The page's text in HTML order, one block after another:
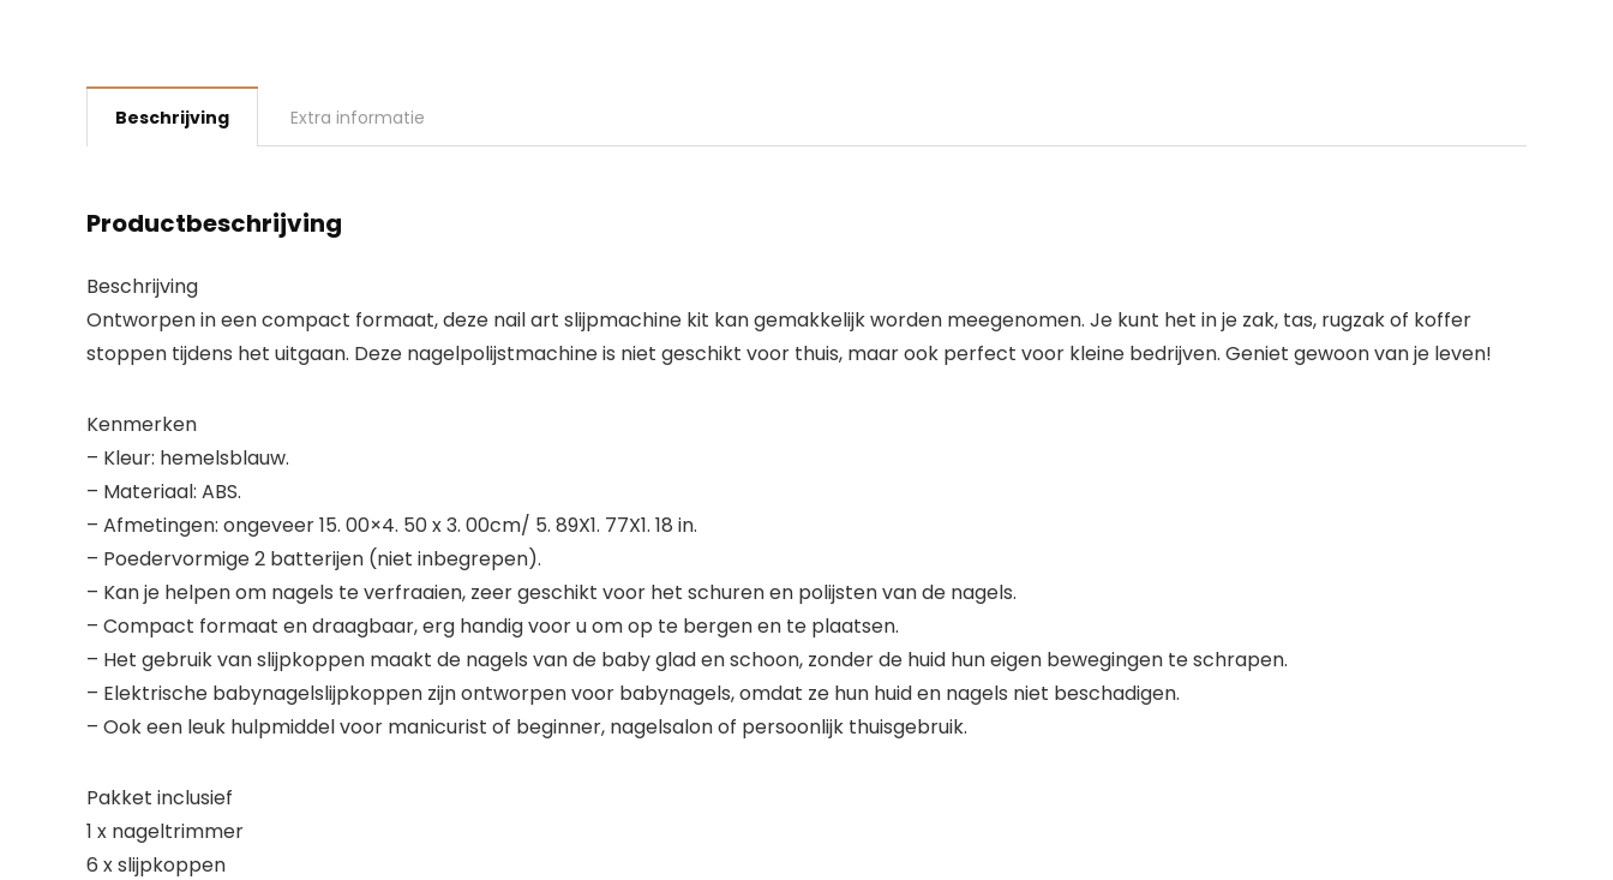
Beschrijving Extra informatie
Productbeschrijving
Beschrijving
Ontworpen in een compact formaat, deze nail art slijpmachine kit kan gemakkelijk worden meegenomen. Je kunt het in je zak, tas, rugzak of koffer
stoppen tijdens het uitgaan. Deze nagelpolijstmachine is niet geschikt voor thuis, maar ook perfect voor kleine bedrijven. Geniet gewoon van je leven!
Kenmerken
– Kleur: hemelsblauw.
– Materiaal: ABS.
– Afmetingen: ongeveer 15. 00×4. 50 x 3. 00cm/ 5. 89X1. 77X1. 18 in.
– Poedervormige 2 batterijen (niet inbegrepen).
– Kan je helpen om nagels te verfraaien, zeer geschikt voor het schuren en polijsten van de nagels.
– Compact formaat en draagbaar, erg handig voor u om op te bergen en te plaatsen.
– Het gebruik van slijpkoppen maakt de nagels van de baby glad en schoon, zonder de huid hun eigen bewegingen te schrapen.
– Elektrische babynagelslijpkoppen zijn ontworpen voor babynagels, omdat ze hun huid en nagels niet beschadigen.
– Ook een leuk hulpmiddel voor manicurist of beginner, nagelsalon of persoonlijk thuisgebruik.
Pakket inclusief
1 x nageltrimmer
6 x slijpkoppen